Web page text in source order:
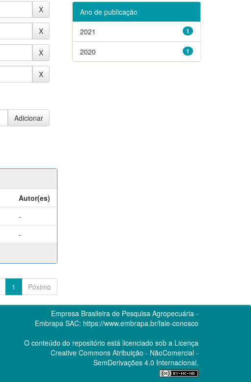
Autor(es)
-
-
1 Póximo
Ano de publicação
1
2021
1
2020
Empresa Brasileira de Pesquisa Agropecuária -
Embrapa SAC: https://www.embrapa.br/fale-conosco
O conteúdo do repositório está licenciado sob a Licença
Creative CommonsAtribuição - NãoComercial -
SemDerivações 4.0 Internacional.